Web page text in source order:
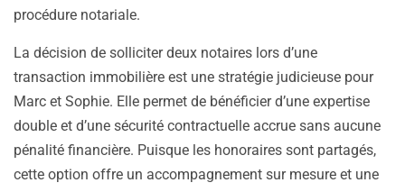
procédure notariale.
La décision de solliciter deux notaires lors d’une
transaction immobilière est une stratégie judicieuse pour
Marc et Sophie. Elle permet de bénéficier d’une expertise
double et d’une sécurité contractuelle accrue sans aucune
pénalité financière. Puisque les honoraires sont partagés,
cette option offre un accompagnement sur mesure et une